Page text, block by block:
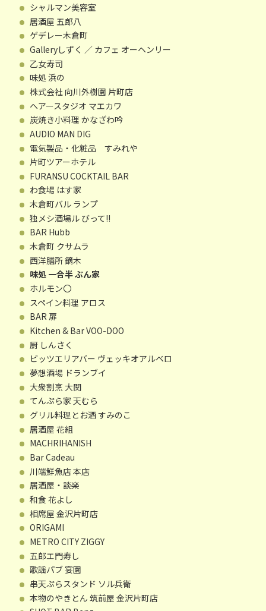
シャルマン美容室
居酒屋 五郎八
ゲデレー木倉町
Galleryしずく ／ カフェ オーヘンリー
乙女寿司
味処 浜の
株式会社 向川外樹園 片町店
ヘアースタジオ マエカワ
炭焼き小料理 かなざわ吟
AUDIO MAN DIG
電気製品・化粧品 すみれや
片町ツアーホテル
FURANSU COCKTAIL BAR
わ食場 はす家
木倉町バル ランプ
独メシ酒場ル びって!!
BAR Hubb
木倉町 クサムラ
西洋膳所 鏑木
味処 一合半 ぶん家
ホルモン〇
スペイン料理 アロス
BAR 扉
Kitchen & Bar VOO-DOO
厨 しんさく
ピッツエリアバー ヴェッキオアルベロ
夢想酒場 ドランブイ
大衆割烹 大関
てんぷら家 天むら
グリル料理とお酒 すみのこ
居酒屋 花組
MACHRIHANISH
Bar Cadeau
川端鮮魚店 本店
居酒屋・談楽
和食 花よし
相席屋 金沢片町店
ORIGAMI
METRO CITY ZIGGY
五郎エ門寿し
歌謡パブ 宴園
串天ぷらスタンド ソル兵衛
本物のやきとん 筑前屋 金沢片町店